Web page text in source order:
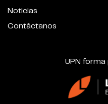
Noticias
Contáctanos
UPN forma